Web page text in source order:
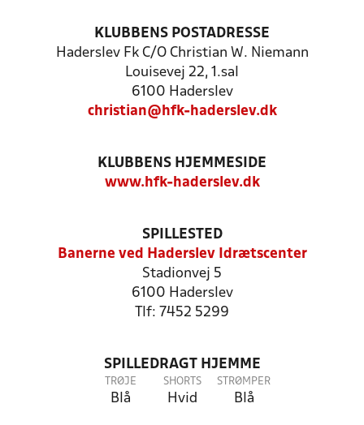
KLUBBENS POSTADRESSE
Haderslev Fk C/O Christian W. Niemann
Louisevej 22, 1.sal
6100 Haderslev
christian@hfk-haderslev.dk
KLUBBENS HJEMMESIDE
www.hfk-haderslev.dk
SPILLESTED
Banerne ved Haderslev Idrætscenter
Stadionvej 5
6100 Haderslev
Tlf: 7452 5299
SPILLEDRAGT HJEMME
TRØJE
Blå
SHORTS
Hvid
STRØMPER
Blå